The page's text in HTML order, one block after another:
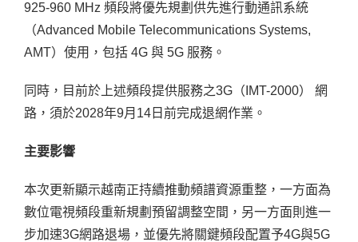
925-960 MHz 頻段將優先規劃供先進行動通訊系統
（Advanced Mobile Telecommunications Systems,
AMT）使用，包括 4G 與 5G 服務。
同時，目前於上述頻段提供服務之3G（IMT-2000） 網
路，須於2028年9月14日前完成退網作業。
主要影響
本次更新顯示越南正持續推動頻譜資源重整，一方面為
數位電視頻段重新規劃預留調整空間，另一方面則進一
步加速3G網路退場，並優先將關鍵頻段配置予4G與5G